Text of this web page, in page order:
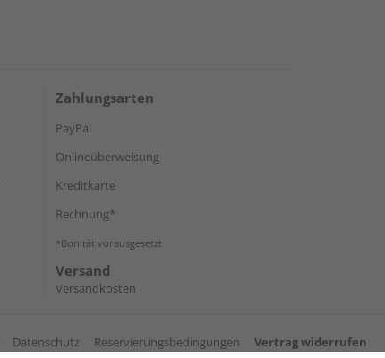
Zahlungsarten
PayPal
Onlineüberweisung
Kreditkarte
Rechnung*
*Bonität vorausgesetzt
Versand
Versandkosten
Datenschutz Reservierungsbedingungen Vertrag widerrufen